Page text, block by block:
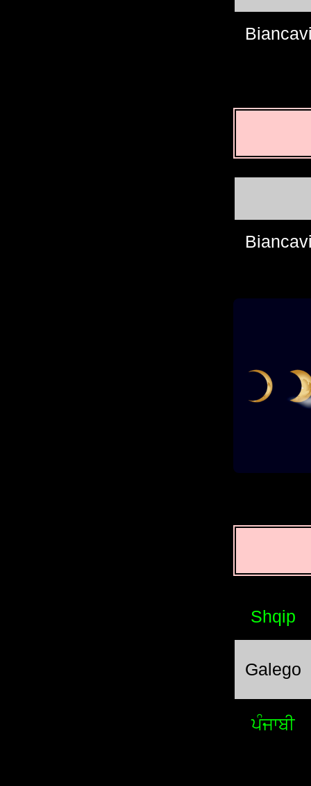
Shqip
Galego
ਪੰਜਾਬੀ